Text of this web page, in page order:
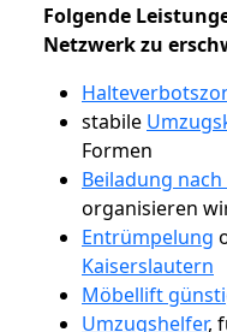
Folgende
Netzwerk zu
stabile
Formen
Beiladung nach
organisieren
Entrümpelung
Kaiserslautern
Möbellift
Umzugshelfer,